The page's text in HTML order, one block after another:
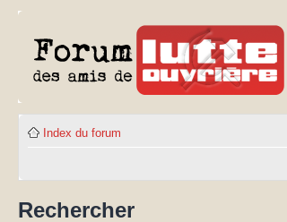
Index du forum
Rechercher